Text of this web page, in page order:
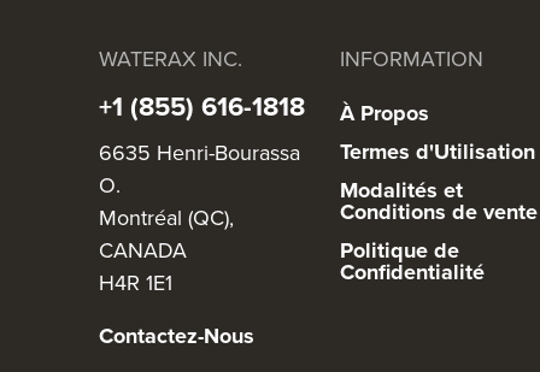
WATERAX INC.
+1 (855) 616-1818
6635 Henri-Bourassa
O.
Montréal (QC),
CANADA
H4R 1E1
Contactez-Nous
INFORMATION
À Propos
Termes d'Utilisation
Modalités et
Conditions de vente
Politique de
Confidentialité